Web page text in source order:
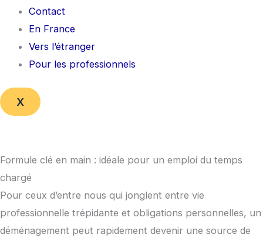
Contact
En France
Vers l’étranger
Pour les professionnels
X
Formule clé en main : idéale pour un emploi du temps
chargé
Pour ceux d’entre nous qui jonglent entre vie
professionnelle trépidante et obligations personnelles, un
déménagement peut rapidement devenir une source de